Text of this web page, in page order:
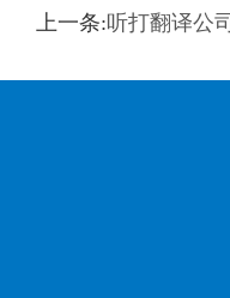
训翻译
上一条:听打翻译公司